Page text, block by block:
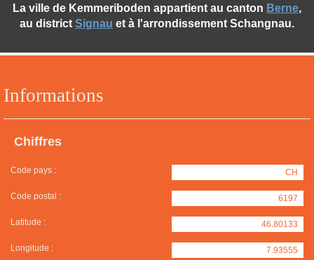
Informations
Chiffres
Code pays : CH
Code postal : 6197
Latitude : 46.80133
Longitude : 7.93555
La ville de Kemmeriboden appartient au canton Berne,
au district Signau et à l'arrondissement Schangnau.